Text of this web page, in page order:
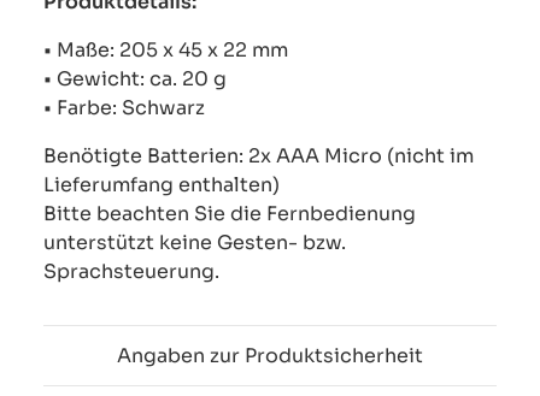
• Maße: 205 x 45 x 22 mm
• Gewicht: ca. 20 g
• Farbe: Schwarz
Benötigte Batterien: 2x AAA Micro (nicht im
Lieferumfang enthalten)
Bitte beachten Sie die Fernbedienung
unterstützt keine Gesten- bzw.
Sprachsteuerung.
Angaben zur Produktsicherheit